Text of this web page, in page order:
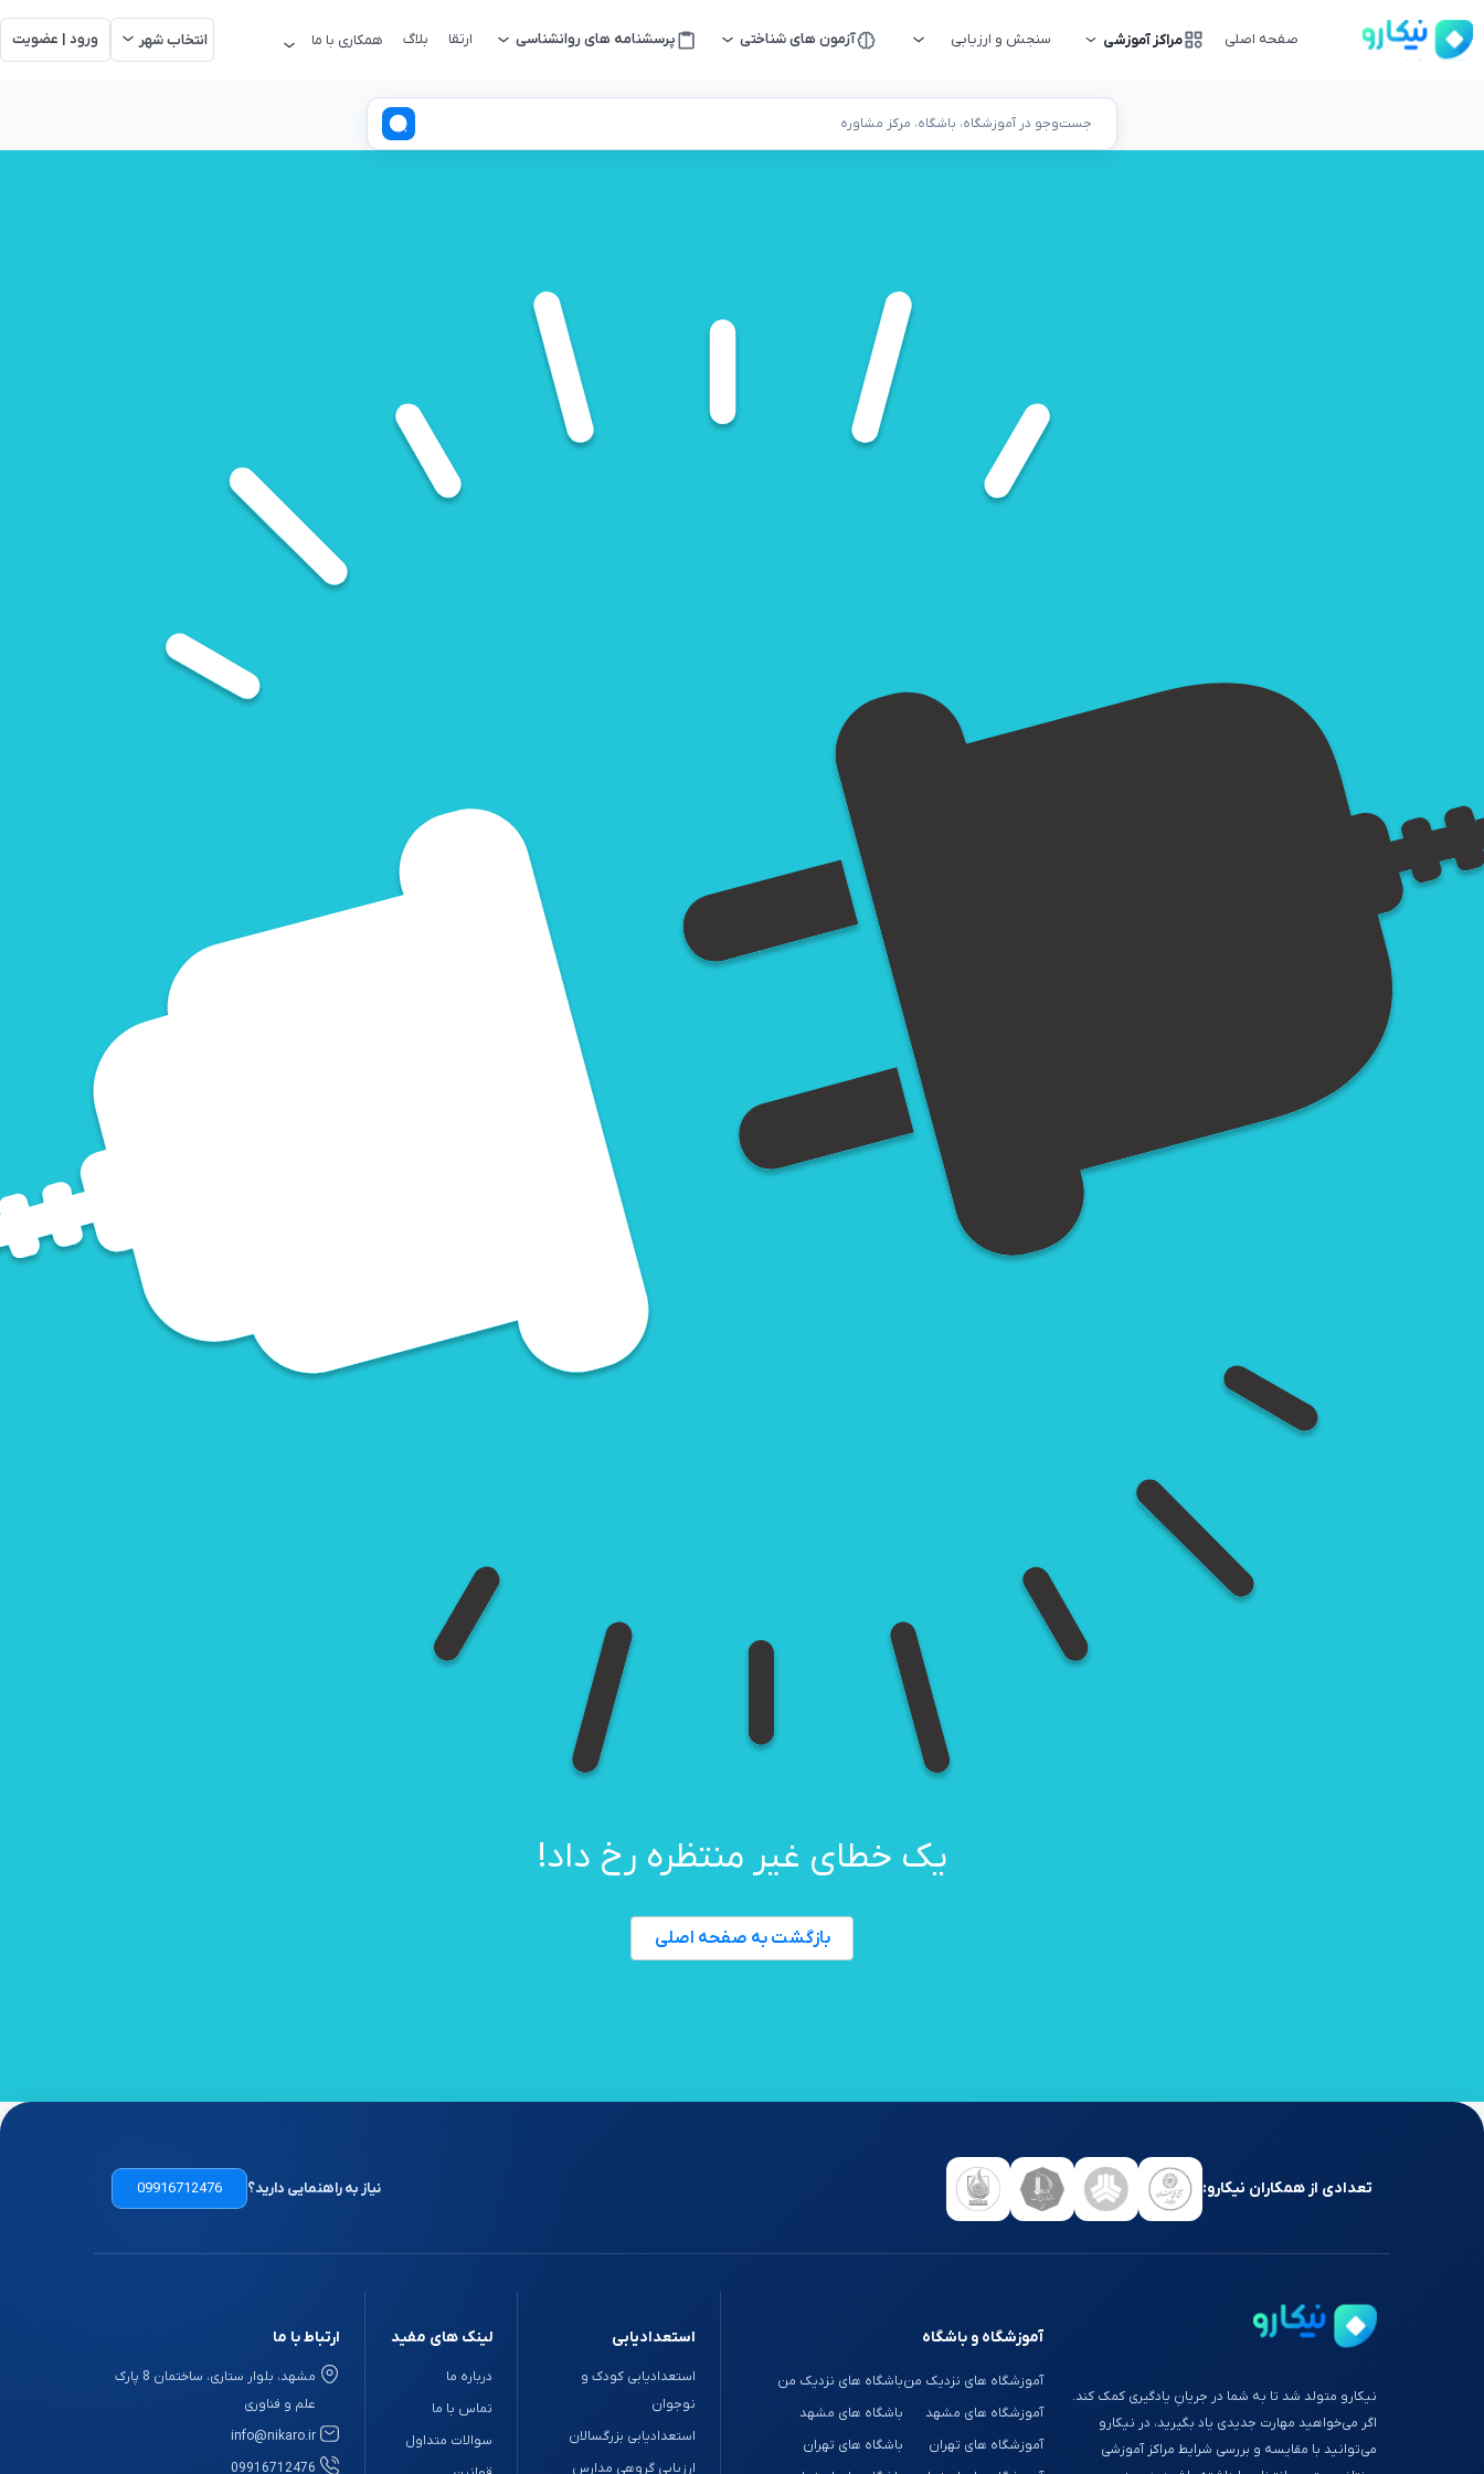
صفحه اصلی مراکز آموزشی سنجش و ارزیابی آزمون های شناختی پرسشنامه های روانشناسی ارتقا بلاگ همکاری با ما انتخاب شهر ورود | عضویت
جست‌وجو در آموزشگاه، باشگاه، مرکز مشاوره
یک خطای غیر منتظره رخ داد!
بازگشت به صفحه اصلی
تعدادی از همکاران نیکارو: نیاز به راهنمایی دارید؟ 09916712476
نیکارو متولد شد تا به شما در جریانِ یادگیری کمک کند.
اگر می‌خواهید مهارت جدیدی یاد بگیرید، در نیکارو
می‌توانید با مقایسه و بررسی شرایط مراکز آموزشی
آموزشگاه و باشگاه
آموزشگاه های نزدیک من
آموزشگاه های مشهد
آموزشگاه های تهران
باشگاه های نزدیک من
باشگاه های مشهد
باشگاه های تهران
استعدادیابی
استعدادیابی کودک و
نوجوان
استعدادیابی بزرگسالان
ارزیابی گروهی مدارس
لینک های مفید
درباره ما
تماس با ما
سوالات متداول
ارتباط با ما
مشهد، بلوار ستاری، ساختمان 8 پارک
علم و فناوری
info@nikaro.ir
09916712476